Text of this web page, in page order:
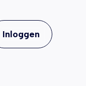
Inloggen